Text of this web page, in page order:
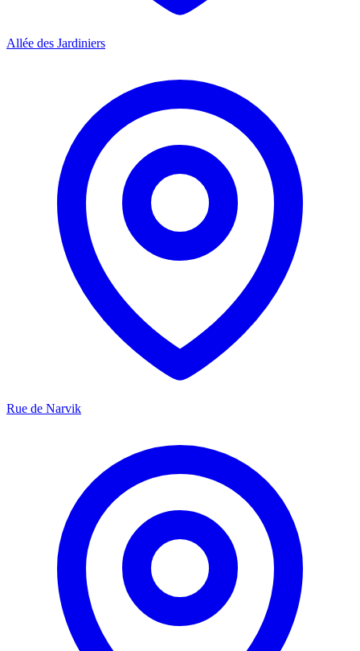
Allée des Jardiniers
Rue de Narvik